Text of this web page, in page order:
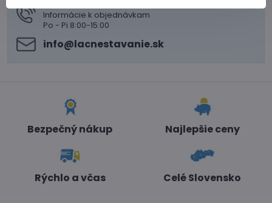
Informácie k objednávkam
Po - Pi 8:00-15:00
info​@lacnestavanie​.sk
Bezpečný nákup Najlepšie ceny
Rýchlo a včas Celé Slovensko